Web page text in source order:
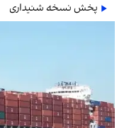
پخش نسخه شنیداری